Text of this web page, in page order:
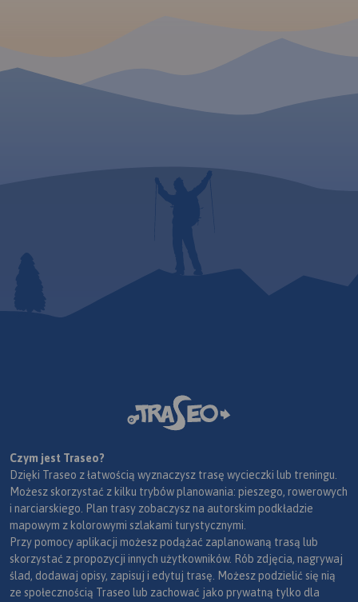
Czym jest Traseo?
Dzięki Traseo z łatwością wyznaczysz trasę wycieczki lub treningu.
Możesz skorzystać z kilku trybów planowania: pieszego, rowerowych
i narciarskiego. Plan trasy zobaczysz na autorskim podkładzie
mapowym z kolorowymi szlakami turystycznymi.
Przy pomocy aplikacji możesz podążać zaplanowaną trasą lub
skorzystać z propozycji innych użytkowników. Rób zdjęcia, nagrywaj
ślad, dodawaj opisy, zapisuj i edytuj trasę. Możesz podzielić się nią
ze społecznością Traseo lub zachować jako prywatną tylko dla